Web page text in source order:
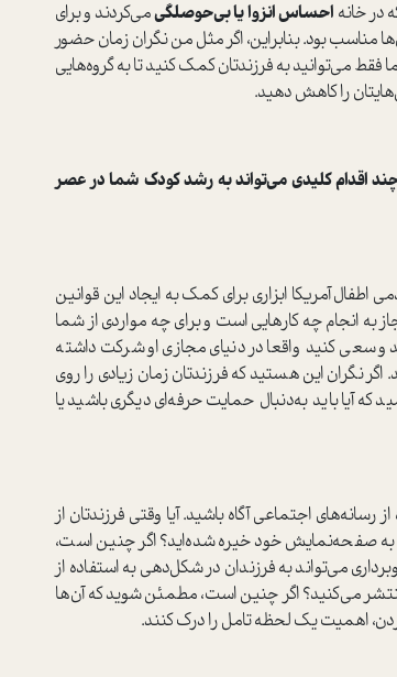
در خانه احساس انزوا یا بی‌حوصلگیمی‌کردند و برای
مناسب بود. بنابراین، اگر مثل من نگران زمان حضور
می‌توانید به فرزندتان کمک کنید تا به گروه‌هایی
را کاهش دهید.
اقدام کلیدی می‌تواند به رشد کودک شما در عصر
اطفال آمریکا ابزاری برای کمک به ایجاد این قوانین
به انجام چه کارهایی است و برای چه مواردی از شما
و سعی کنید واقعا در دنیای مجازی او شرکت داشته
نگران این هستید که فرزندتان زمان زیادی را روی
آیا باید به‌دنبال حمایت حرفه‌ای دیگری باشید یا
رسانه‌های اجتماعی آگاه باشید. آیا وقتی فرزندتان از
صفحه‌نمایش خود خیره شده‌اید؟ اگر چنین است،
می‌تواند به فرزندان در شکل‌دهی به استفاده از
می‌کنید؟ اگر چنین است، مطمئن شوید که آن‌ها
اهمیت یک لحظه تامل را درک کنند.